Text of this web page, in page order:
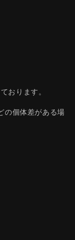
おります。
の個体差がある場